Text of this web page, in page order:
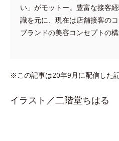
い」がモットー。豊富な接客
識を元に、現在は店舗接客の
ブランドの美容コンセプトの構
※この記事は20年9月に配信した
イラスト／二階堂ちはる